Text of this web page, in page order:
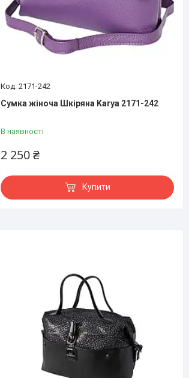
2171-242
Сумка жіноча Шкіряна Karya 2171-242
В наявності
2 250 ₴
Купити